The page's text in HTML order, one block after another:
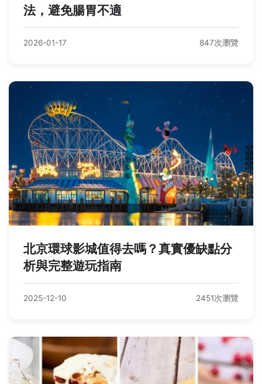
法，避免腸胃不適
2026-01-17 847次瀏覽
北京環球影城值得去嗎？真實優缺點分
析與完整遊玩指南
2025-12-10 2451次瀏覽